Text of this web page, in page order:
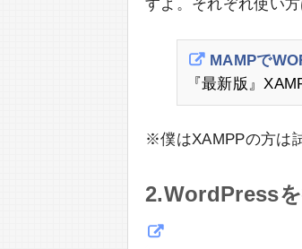
すよ。それぞれ使い
MAMPで
『最新版』
※僕はXAMPPの方は
2.WordPress